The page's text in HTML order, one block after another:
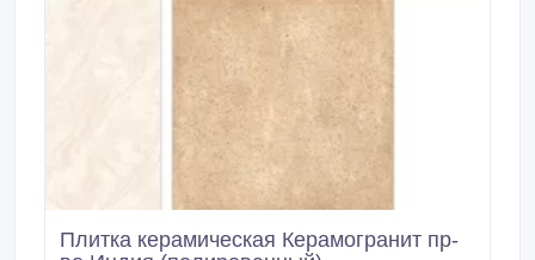
Плитка керамическая Керамогранит пр-